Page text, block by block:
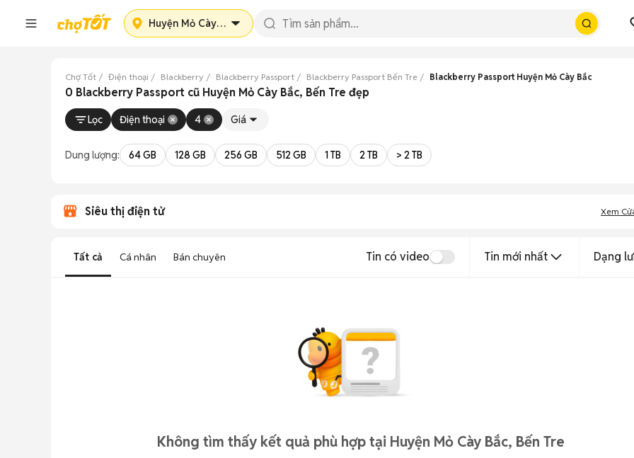
Huyện Mỏ Cày Bắc
Chợ Tốt Điện thoại Blackberry Blackberry Passport Blackberry Passport Bến Tre Blackberry Passport Huyện Mỏ Cày Bắc
0 Blackberry Passport cũ Huyện Mỏ Cày Bắc, Bến Tre đẹp
Lọc Điện thoại 4 Giá
Dung lượng: 64 GB 128 GB 256 GB 512 GB 1 TB 2 TB > 2 TB
Siêu thị điện tử Xem
Tất cả Cá nhân Bán chuyên Tin có video Tin mới nhất Dạng
Không tìm thấy kết quả phù hợp tại Huyện Mỏ Cày Bắc, Bến Tre